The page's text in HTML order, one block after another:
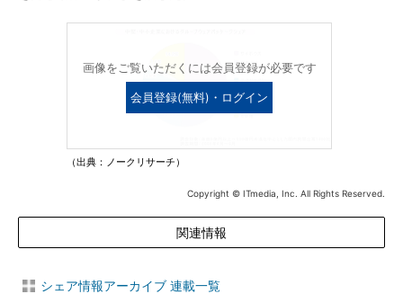
画像をご覧いただくには会員登録が必要です
会員登録(無料)・ログイン
（出典：ノークリサーチ）
Copyright © ITmedia, Inc. All Rights Reserved.
関連情報
シェア情報アーカイブ 連載一覧